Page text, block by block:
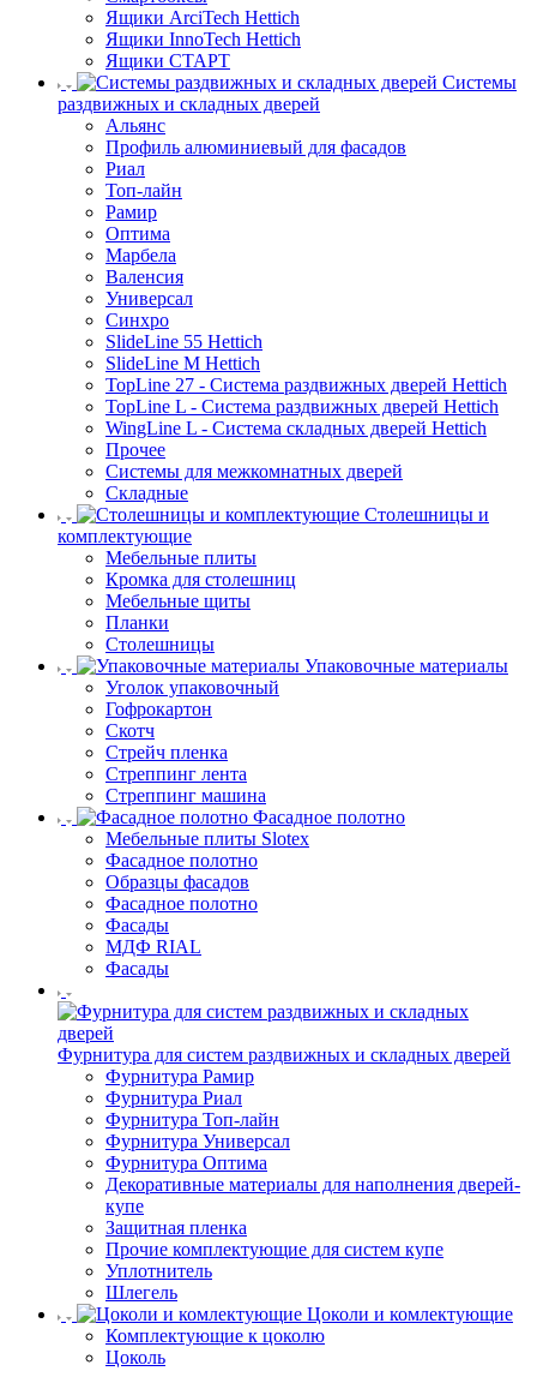
Ящики ArciTech Hettich
Ящики InnoTech Hettich
Ящики СТАРТ
Системы
раздвижных и складных дверей
Альянс
Профиль алюминиевый для фасадов
Риал
Топ-лайн
Рамир
Оптима
Марбела
Валенсия
Универсал
Синхро
SlideLine 55 Hettich
SlideLine M Hettich
TopLine 27 - Система раздвижных дверей Hettich
TopLine L - Система раздвижных дверей Hettich
WingLine L - Система складных дверей Hettich
Прочее
Системы для межкомнатных дверей
Складные
Столешницы и
комплектующие
Мебельные плиты
Кромка для столешниц
Мебельные щиты
Планки
Столешницы
Упаковочные материалы
Уголок упаковочный
Гофрокартон
Скотч
Стрейч пленка
Стреппинг лента
Стреппинг машина
Фасадное полотно
Мебельные плиты Slotex
Фасадное полотно
Образцы фасадов
Фасадное полотно
Фасады
МДФ RIAL
Фасады
Фурнитура для систем раздвижных и складных дверей
Фурнитура Рамир
Фурнитура Риал
Фурнитура Топ-лайн
Фурнитура Универсал
Фурнитура Оптима
Декоративные материалы для наполнения дверей-
купе
Защитная пленка
Прочие комплектующие для систем купе
Уплотнитель
Шлегель
Цоколи и комлектующие
Комплектующие к цоколю
Цоколь